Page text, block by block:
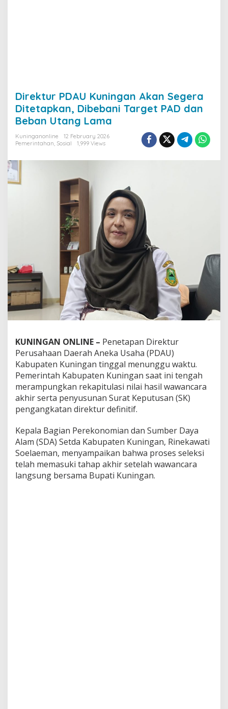
Direktur PDAU Kuningan Akan Segera
Ditetapkan, Dibebani Target PAD dan
Beban Utang Lama
Kuninganonline
12 February 2026
Pemerintahan, Sosial 1,999 Views
KUNINGAN ONLINE – Penetapan Direktur
Perusahaan Daerah Aneka Usaha (PDAU)
Kabupaten Kuningan tinggal menunggu waktu.
Pemerintah Kabupaten Kuningan saat ini tengah
merampungkan rekapitulasi nilai hasil wawancara
akhir serta penyusunan Surat Keputusan (SK)
pengangkatan direktur definitif.
Kepala Bagian Perekonomian dan Sumber Daya
Alam (SDA) Setda Kabupaten Kuningan, Rinekawati
Soelaeman, menyampaikan bahwa proses seleksi
telah memasuki tahap akhir setelah wawancara
langsung bersama Bupati Kuningan.